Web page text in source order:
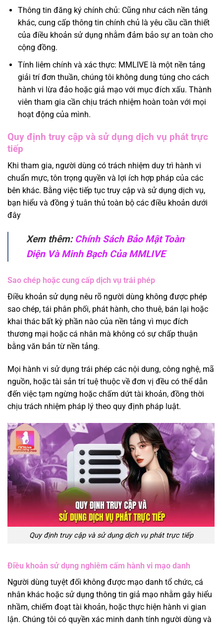
Thông tin đăng ký chính chủ: Cũng như cách nền tảng
khác, cung cấp thông tin chính chủ là yêu cầu cần thiết
của điều khoản sử dụng nhằm đảm bảo sự an toàn cho
cộng đồng.
Tính liêm chính và xác thực: MMLIVE là một nền tảng
giải trí đơn thuần, chúng tôi không dung túng cho cách
hành vi lừa đảo hoặc giả mạo với mục đích xấu. Thành
viên tham gia cần chịu trách nhiệm hoàn toàn với mọi
hoạt động của mình.
Quy định truy cập và sử dụng dịch vụ phát trực
tiếp
Khi tham gia, người dùng có trách nhiệm duy trì hành vi
chuẩn mực, tôn trọng quyền và lợi ích hợp pháp của các
bên khác. Bằng việc tiếp tục truy cập và sử dụng dịch vụ,
bạn hiểu và đồng ý tuân thủ toàn bộ các điều khoản dưới
đây
Xem thêm: Chính Sách Bảo Mật Toàn
Diện Và Minh Bạch Của MMLIVE
Sao chép hoặc cung cấp dịch vụ trái phép
Điều khoản sử dụng nêu rõ người dùng không được phép
sao chép, tái phân phối, phát hành, cho thuê, bán lại hoặc
khai thác bất kỳ phần nào của nền tảng vì mục đích
thương mại hoặc cá nhân mà không có sự chấp thuận
bằng văn bản từ nền tảng.
Mọi hành vi sử dụng trái phép các nội dung, công nghệ, mã
nguồn, hoặc tài sản trí tuệ thuộc về đơn vị đều có thể dẫn
đến việc tạm ngừng hoặc chấm dứt tài khoản, đồng thời
chịu trách nhiệm pháp lý theo quy định pháp luật.
Quy định truy cập và sử dụng dịch vụ phát trực tiếp
Điều khoản sử dụng nghiêm cấm hành vi mạo danh
Người dùng tuyệt đối không được mạo danh tổ chức, cá
nhân khác hoặc sử dụng thông tin giả mạo nhằm gây hiểu
nhầm, chiếm đoạt tài khoản, hoặc thực hiện hành vi gian
lận. Chúng tôi có quyền xác minh danh tính người dùng và